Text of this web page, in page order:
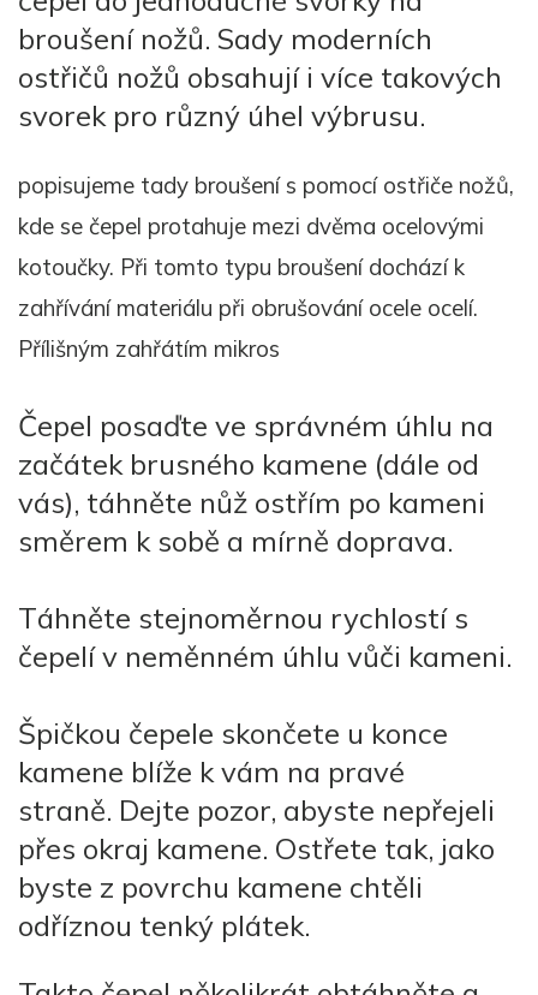
broušení nožů. Sady moderních
ostřičů nožů obsahují i více takových
svorek pro různý úhel výbrusu.
popisujeme tady broušení s pomocí ostřiče nožů,
kde se čepel protahuje mezi dvěma ocelovými
kotoučky. Při tomto typu broušení dochází k
zahřívání materiálu při obrušování ocele ocelí.
Přílišným zahřátím mikros
Čepel posaďte ve správném úhlu na
začátek brusného kamene (dále od
vás), táhněte nůž ostřím po kameni
směrem k sobě a mírně doprava.
Táhněte stejnoměrnou rychlostí s
čepelí v neměnném úhlu vůči kameni.
Špičkou čepele skončete u konce
kamene blíže k vám na pravé
straně. Dejte pozor, abyste nepřejeli
přes okraj kamene. Ostřete tak, jako
byste z povrchu kamene chtěli
odříznou tenký plátek.